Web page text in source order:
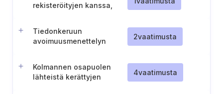
rekisteröityjen kanssa,
Tiedonkeruun
avoimuusmenettelyn
2vaatimusta
Kolmannen osapuolen
lähteistä kerättyjen
4vaatimusta